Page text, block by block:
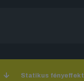
Statikus fényeffekt